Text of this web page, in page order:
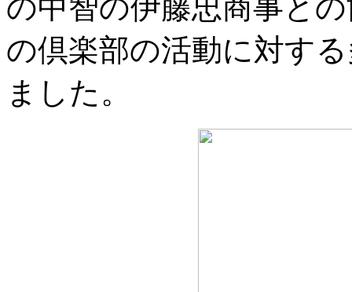
の中智の伊藤忠商事と
の倶楽部の活動に対す
ました。